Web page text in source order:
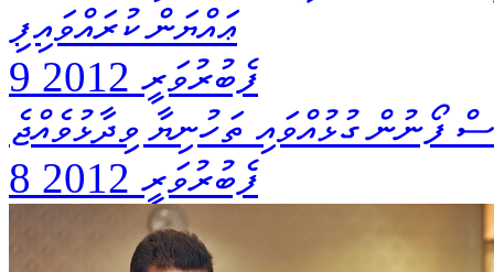
ޢައްޔަން ކުރައްވައިފި
9 ފެބުރުވަރީ 2012
ފޯނުން ގުޅުއްވައި ތަހުނިޔާ ވިދާޅުވެއްޖެ
8 ފެބުރުވަރީ 2012